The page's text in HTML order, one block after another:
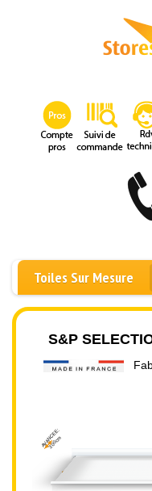
Toiles Sur Mesure
S&P
AVANCEE:
300cm